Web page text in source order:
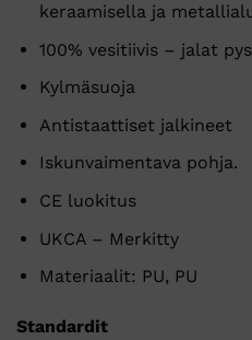
keraamisella ja
100% vesitiivis – jalat
Kylmäsuoja
Antistaattiset jalkineet
Iskunvaimentava pohja.
CE luokitus
UKCA – Merkitty
Materiaalit: PU, PU
Standardit